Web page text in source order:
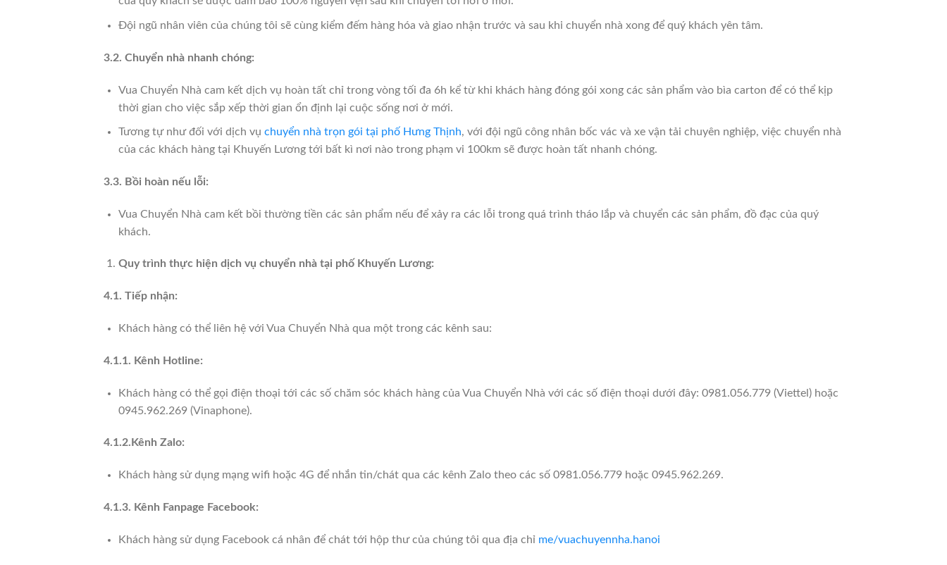
Đội ngũ nhân viên của chúng tôi sẽ cùng kiểm đếm hàng hóa và giao nhận trước và sau khi chuyển nhà xong để quý khách yên tâm.
3.2. Chuyển nhà nhanh chóng:
Vua Chuyển Nhà cam kết dịch vụ hoàn tất chỉ trong vòng tối đa 6h kể từ khi khách hàng đóng gói xong các sản phẩm vào bìa carton để có thể kịp
thời gian cho việc sắp xếp thời gian ổn định lại cuộc sống nơi ở mới.
Tương tự như đối với dịch vụ chuyển nhà trọn gói tại phố Hưng Thịnh, với đội ngũ công nhân bốc vác và xe vận tải chuyên nghiệp, việc chuyển nhà
của các khách hàng tại Khuyến Lương tới bất kì nơi nào trong phạm vi 100km sẽ được hoàn tất nhanh chóng.
3.3. Bồi hoàn nếu lỗi:
Vua Chuyển Nhà cam kết bồi thường tiền các sản phẩm nếu để xảy ra các lỗi trong quá trình tháo lắp và chuyển các sản phẩm, đồ đạc của quý
khách.
Quy trình thực hiện dịch vụ chuyển nhà tại phố Khuyến Lương:
4.1. Tiếp nhận:
Khách hàng có thể liên hệ với Vua Chuyển Nhà qua một trong các kênh sau:
4.1.1. Kênh Hotline:
Khách hàng có thể gọi điện thoại tới các số chăm sóc khách hàng của Vua Chuyển Nhà với các số điện thoại dưới đây: 0981.056.779 (Viettel) hoặc
0945.962.269 (Vinaphone).
4.1.2.Kênh Zalo:
Khách hàng sử dụng mạng wifi hoặc 4G để nhắn tin/chát qua các kênh Zalo theo các số 0981.056.779 hoặc 0945.962.269.
4.1.3. Kênh Fanpage Facebook:
Khách hàng sử dụng Facebook cá nhân để chát tới hộp thư của chúng tôi qua địa chỉ me/vuachuyennha.hanoi